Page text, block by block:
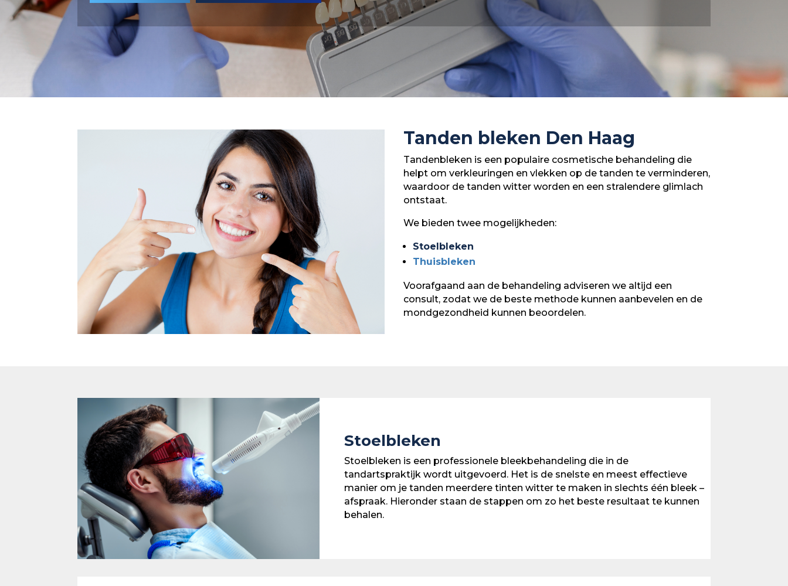
Tanden bleken Den Haag
Tandenbleken is een populaire cosmetische behandeling die
helpt om verkleuringen en vlekken op de tanden te verminderen,
waardoor de tanden witter worden en een stralendere glimlach
ontstaat.
We bieden twee mogelijkheden:
Stoelbleken
Thuisbleken
Voorafgaand aan de behandeling adviseren we altijd een
consult, zodat we de beste methode kunnen aanbevelen en de
mondgezondheid kunnen beoordelen.
Stoelbleken
Stoelbleken is een professionele bleekbehandeling die in de
tandartspraktijk wordt uitgevoerd. Het is de snelste en meest effectieve
manier om je tanden meerdere tinten witter te maken in slechts één bleek –
afspraak. Hieronder staan de stappen om zo het beste resultaat te kunnen
behalen.